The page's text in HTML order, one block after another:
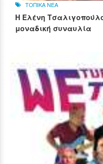
ΤΟΠΙΚΑ ΝΕΑ
Η Ελένη
μοναδική συναυλία